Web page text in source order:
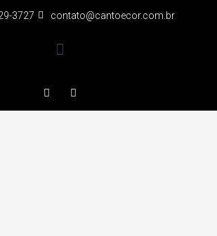
3727 contato@cantoecor.com.br